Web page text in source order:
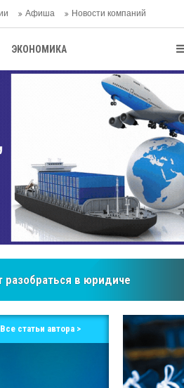
Афиша Новости компаний
ЭКОНОМИКА
разобраться в юридических
Центральной Азии
Все статьи автора >